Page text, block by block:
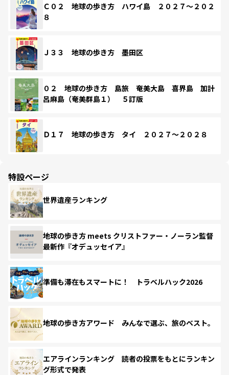
Ｃ０２ 地球の歩き方 ハワイ島 ２０２７～２０２
８
Ｊ３３ 地球の歩き方 墨田区
０２ 地球の歩き方 島旅 奄美大島 喜界島 加計
呂麻島（奄美群島１） ５訂版
Ｄ１７ 地球の歩き方 タイ ２０２７～２０２８
特設ページ
世界遺産ランキング
地球の歩き方 meets クリストファー・ノーラン監督
最新作『オデュッセイア』
準備も滞在もスマートに！ トラベルハック2026
地球の歩き方アワード みんなで選ぶ、旅のベスト。
エアラインランキング 読者の投票をもとにランキン
グ形式で発表